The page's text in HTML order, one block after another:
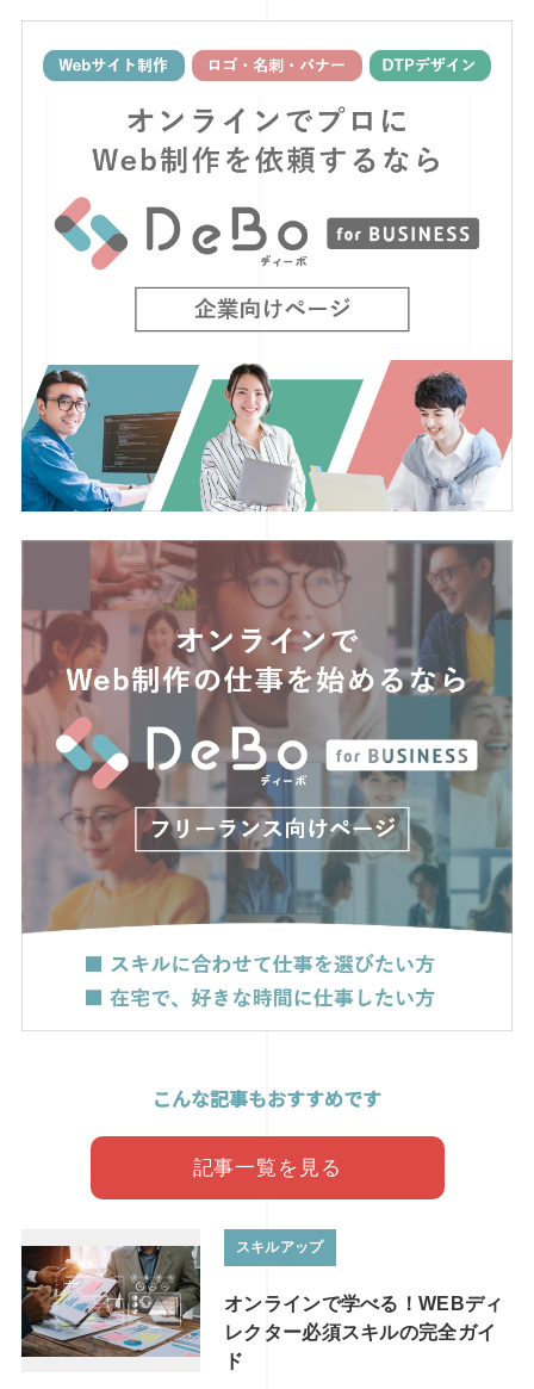
こんな記事もおすすめです
記事一覧を見る
スキルアップ
オンラインで学べる！WEBディ
レクター必須スキルの完全ガイ
ド